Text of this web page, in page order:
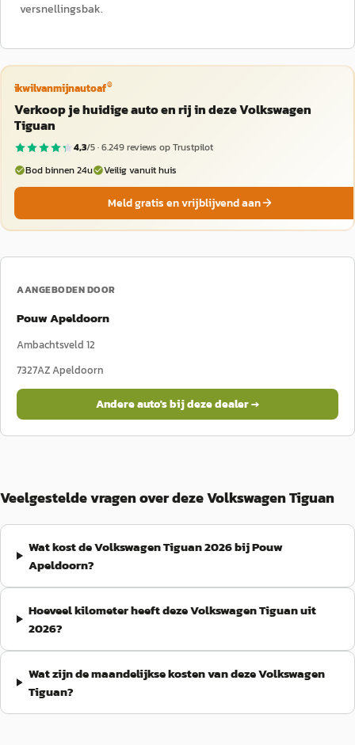
versnellingsbak.
ikwilvanmijnautoaf®
Verkoop je huidige auto en rij in deze Volkswagen
Tiguan
4,3/5 ·6.249reviews op Trustpilot
Bod binnen 24u
Veilig vanuit huis
Meld gratis en vrijblijvend aan
AANGEBODEN DOOR
Pouw Apeldoorn
Ambachtsveld 12
7327AZApeldoorn
Andere auto's bij deze dealer →
Veelgestelde vragen over deze Volkswagen Tiguan
Wat kost de Volkswagen Tiguan 2026 bij Pouw
Apeldoorn?
Hoeveel kilometer heeft deze Volkswagen Tiguan uit
2026?
Wat zijn de maandelijkse kosten van deze Volkswagen
Tiguan?